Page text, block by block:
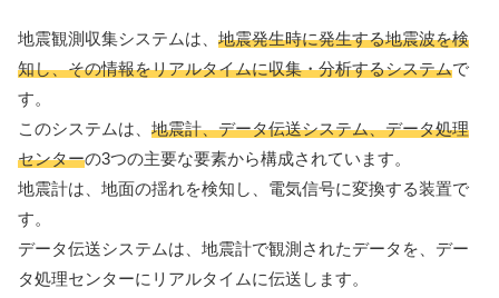
地震観測収集システムは、 地震発生時に発生する地震波を検
知し、その情報をリアルタイムに収集・分析するシステムで
す。
このシステムは、 地震計、データ伝送システム、データ処理
センターの3つの主要な要素から構成されています。
地震計は、地面の揺れを検知し、電気信号に変換する装置で
す。
データ伝送システムは、地震計で観測されたデータを、デー
タ処理センターにリアルタイムに伝送します。